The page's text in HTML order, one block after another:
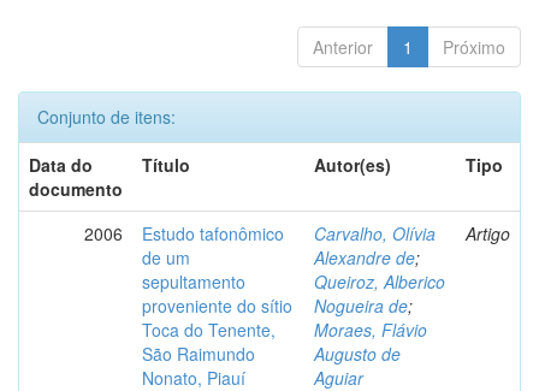
Anterior 1 Próximo
Conjunto de itens:
Data do
documento
Título Autor(es) Tipo
2006
Estudo tafonômico
de um
sepultamento
proveniente do sítio
Toca do Tenente,
São Raimundo
Nonato, Piauí
Carvalho, Olívia
Alexandre de;
Queiroz, Alberico
Nogueira de;
Moraes, Flávio
Augusto de
Aguiar
Artigo